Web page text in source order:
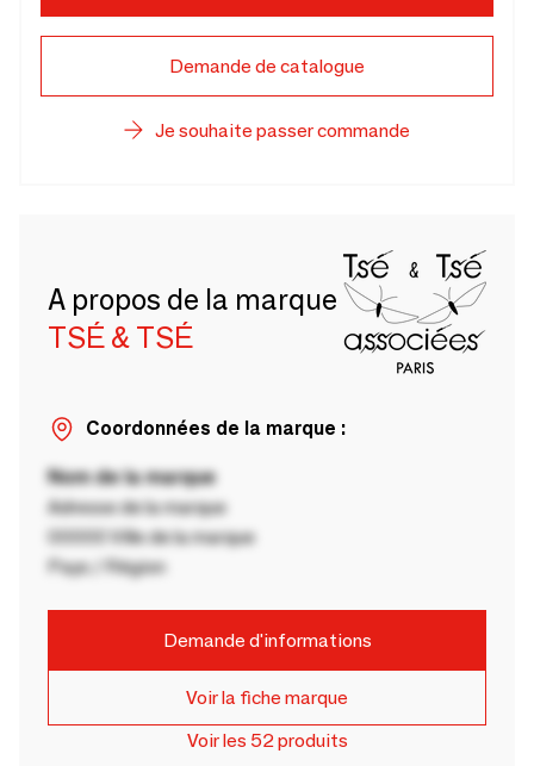
Demande de catalogue
Je souhaite passer commande
A propos de la marque
TSÉ & TSÉ
Coordonnées de la marque :
Nom de la marque
Adresse de la marque
00000 Ville de la marque
Pays / Région
Demande d'informations
Voir la fiche marque
Voir les 52 produits